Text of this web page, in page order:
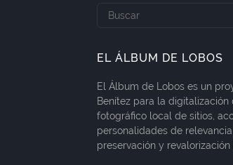
EL ÁLBUM DE LOBOS
El Álbum de Lobos es un
Benítez para la digitalización
fotográfico local de sitios,
personalidades de
preservación y revalorización